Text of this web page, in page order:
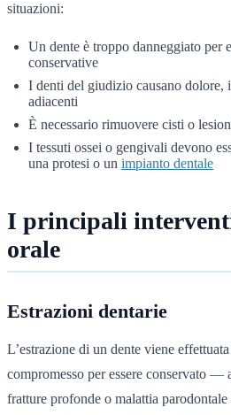
situazioni:
Un dente è troppo danneggiato per
conservative
I denti del giudizio causano dolore,
adiacenti
È necessario rimuovere cisti o
I tessuti ossei o gengivali devono
una protesi o un impianto dentale
I principali
orale
Estrazioni dentarie
L’estrazione di un dente viene
compromesso per essere conservato —
fratture profonde o malattia